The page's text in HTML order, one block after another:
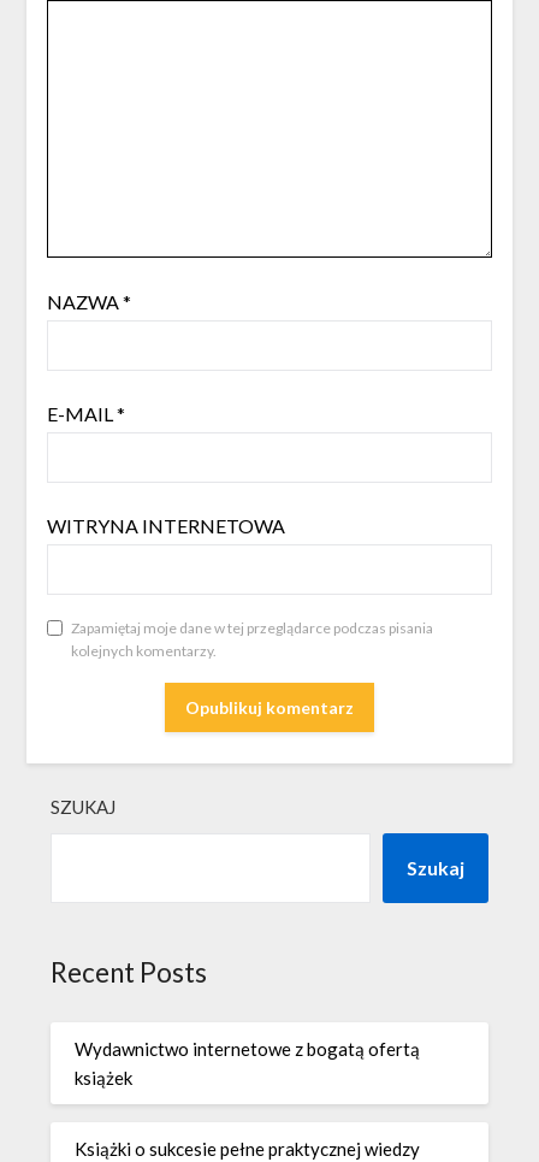
NAZWA*
E-MAIL*
WITRYNA INTERNETOWA
Zapamiętaj moje dane w tej przeglądarce podczas pisania
kolejnych komentarzy.
SZUKAJ
Szukaj
Recent Posts
Wydawnictwo internetowe z bogatą ofertą
książek
Książki o sukcesie pełne praktycznej wiedzy